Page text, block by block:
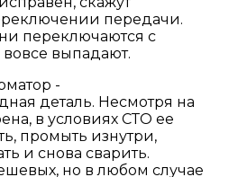
передачи.
переключаются с
выпадают.
-
деталь. Несмотря на
в условиях СТО ее
промыть изнутри,
и снова сварить.
но в любом случае